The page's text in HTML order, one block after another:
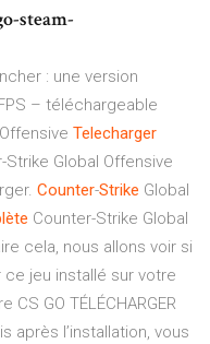
steam-
: une version
– téléchargeable
Telecharger
Strike Global Offensive
Counter-Strike Global
Counter-Strike Global
cela, nous allons voir si
jeu installé sur votre
GO TÉLÉCHARGER
après l’installation, vous